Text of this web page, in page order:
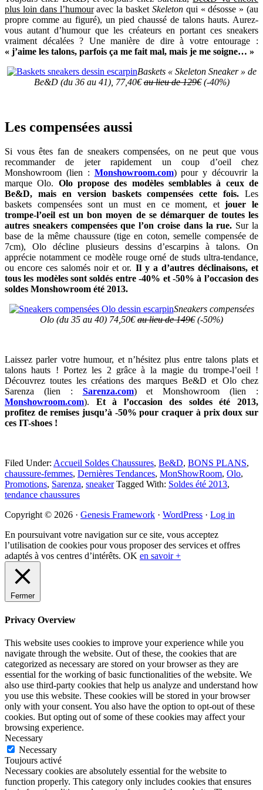
plus loin dans l’humouravec la basket Skeletonqui « désosse » (au
propre comme au figuré), un pied chaussé de talons hauts. Aurez-
vous autant d’humour que les créateurs en portant ces sneakers
vraiment décalées ? Une manière de dire à votre entourage :
« j’aime les talons, parfois ça me fait mal, mais je me soigne… »
Baskets « Skeleton Sneaker » de
Be&D (du 36 au 41), 77,40€au lieu de 129€(-40%)
Les compensées aussi
Si vous êtes fan de sneakers compensées, on ne peut que vous
recommander de jeter rapidement un coup d’oeil chez
Monshowroom (lien : Monshowroom.com) pour y découvrir la
marque Olo. Olo propose des modèles semblables à ceux de
Be&D, mais en version baskets compensées cette fois. Les
baskets compensées sont un must en ce moment, etjouer le
trompe-l’oeil est un bon moyen de se démarquer de toutes les
autres sneakers compensées que l’on croise dans la rue. Sur la
base de la même chaussure (tige en coton, semelle compensée de
7cm), Olo décline plusieurs dessins d’escarpins à talons. On
apprécie notamment ce modèle rouge orné de studs ultra-tendance,
ou encore ces salomés noir et or. Il y a d’autres déclinaisons, et
tous les modèles sont soldés entre -40% et -50% à l’occasion des
soldes Monshowroom été 2013.
Sneakers compensées
Olo (du 35 au 40) 74,50€au lieu de 149€(-50%)
Laissez parler votre humour, et n’hésitez plus entre talons plats et
talons hauts ! Portez les 2 grâce à la magie du trompe-l’oeil !
Découvrez toutes les créations des marques Be&D et Olo chez
Sarenza (lien : Sarenza.com) et Monshowroom (lien :
Monshowroom.com). Et à l’occasion des soldes été 2013,
profitez de remises jusqu’à -50% pour craquer à prix doux sur
ces IT-shoes !
Filed Under: Accueil Soldes Chaussures, Be&D, BONS PLANS,
chaussure-femmes, Dernières Tendances, MonShowRoom, Olo,
Promotions, Sarenza, sneaker Tagged With: Soldes été 2013,
tendance chaussures
Primary
Sidebar
Copyright © 2026 · Genesis Framework · WordPress · Log in
En poursuivant votre navigation sur ce site, vous acceptez
l’utilisation de cookies pour vous proposer des services et offres
adaptés à vos centres d’intérêts. OK en savoir +
Fermer
Privacy Overview
This website uses cookies to improve your experience while you
navigate through the website. Out of these, the cookies that are
categorized as necessary are stored on your browser as they are
essential for the working of basic functionalities of the website. We
also use third-party cookies that help us analyze and understand how
you use this website. These cookies will be stored in your browser
only with your consent. You also have the option to opt-out of these
cookies. But opting out of some of these cookies may affect your
browsing experience.
Necessary
Necessary
Toujours activé
Necessary cookies are absolutely essential for the website to
function properly. This category only includes cookies that ensures